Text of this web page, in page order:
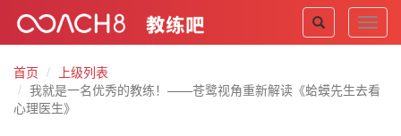
首页
上级列表
我就是一名优秀的教练！——苍鹭视角重新解读《蛤蟆先生去看
心理医生》